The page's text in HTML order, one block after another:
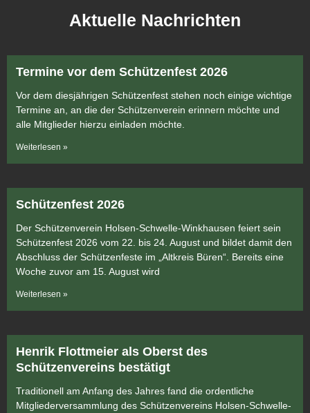
Aktuelle Nachrichten
Termine vor dem Schützenfest 2026
Vor dem diesjährigen Schützenfest stehen noch einige wichtige
Termine an, an die der Schützenverein erinnern möchte und
alle Mitglieder hierzu einladen möchte.
Weiterlesen »
Schützenfest 2026
Der Schützenverein Holsen-Schwelle-Winkhausen feiert sein
Schützenfest 2026 vom 22. bis 24. August und bildet damit den
Abschluss der Schützenfeste im „Altkreis Büren“. Bereits eine
Woche zuvor am 15. August wird
Weiterlesen »
Henrik Flottmeier als Oberst des
Schützenvereins bestätigt
Traditionell am Anfang des Jahres fand die ordentliche
Mitgliederversammlung des Schützenvereins Holsen-Schwelle-